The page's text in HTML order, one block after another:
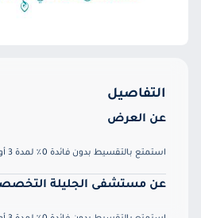
التفاصيل
عن العرض
استمتع بالتقسيط بدون فائدة 0٪ لمدة 3 أو 6 أو 12 شهر
عن مستشفى الجليلة